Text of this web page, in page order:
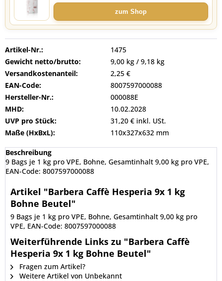
zum Shop
Artikel-Nr.:
1475
Gewicht netto/brutto:
9,00 kg / 9,18 kg
Versandkostenanteil:
2,25 €
EAN-Code:
8007597000088
Hersteller-Nr.:
000088E
MHD:
10.02.2028
UVP pro Stück:
31,20 € inkl. USt.
Maße (HxBxL):
110x327x632 mm
Beschreibung
9 Bags je 1 kg pro VPE, Bohne, Gesamtinhalt 9,00 kg pro VPE,
EAN-Code: 8007597000088
Artikel "Barbera Caffè Hesperia 9x 1 kg
Bohne Beutel"
9 Bags je 1 kg pro VPE, Bohne, Gesamtinhalt 9,00 kg pro
VPE, EAN-Code: 8007597000088
Weiterführende Links zu "Barbera Caffè
Hesperia 9x 1 kg Bohne Beutel"
Fragen zum Artikel?
Weitere Artikel von Unbekannt